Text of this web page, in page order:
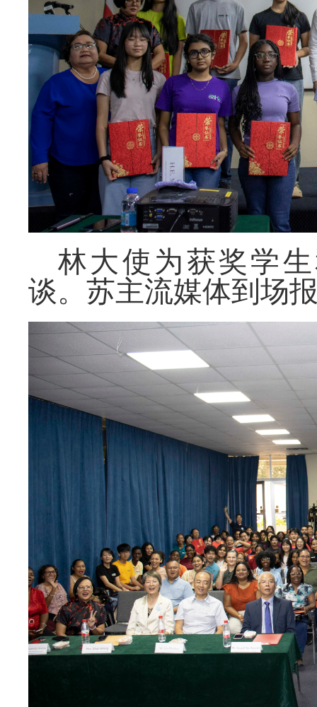
林大使为获奖学
谈。苏主流媒体到场